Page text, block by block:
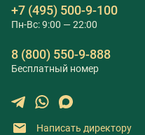
+7 (495) 500-9-100
Пн-Вс: 9:00 — 22:00
8 (800) 550-9-888
Бесплатный номер
Написать директору